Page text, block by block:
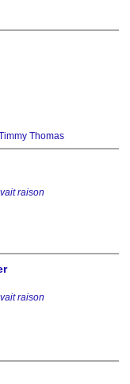
Thomas
raison
raison